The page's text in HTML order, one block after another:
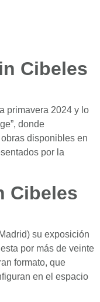
Cibeles
primavera 2024 y lo
donde
disponibles en
por la
Cibeles
su exposición
por más de veinte
formato, que
en el espacio